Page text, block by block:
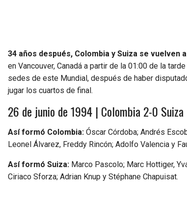
34 años después, Colombia y Suiza se vuelven
en Vancouver, Canadá a partir de la 01:00 de la
sedes de este Mundial, después de haber
jugar los cuartos de final.
26 de junio de 1994 | Colombia 2-0 Suiza
Así formó Colombia: Óscar Córdoba; Andrés
Leonel Álvarez, Freddy Rincón; Adolfo Valencia y
Así formó Suiza: Marco Pascolo; Marc Hottiger,
Ciriaco Sforza; Adrian Knup y Stéphane Chapuisat.